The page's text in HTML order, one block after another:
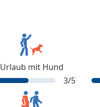
Urlaub mit Hund
3/5